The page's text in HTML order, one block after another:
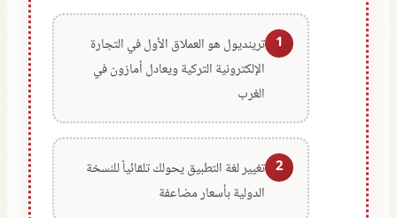
1 ترينديول هو العملاق الأول في التجارة
الإلكترونية التركية ويعادل أمازون في
الغرب
2 تغيير لغة التطبيق يحولك تلقائياً للنسخة
الدولية بأسعار مضاعفة